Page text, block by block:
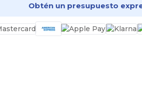
Obtén un presupuesto